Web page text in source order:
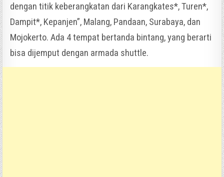
dengan titik keberangkatan dari Karangkates*, Turen*,
Dampit*, Kepanjen”, Malang, Pandaan, Surabaya, dan
Mojokerto. Ada 4 tempat bertanda bintang, yang berarti
bisa dijemput dengan armada shuttle.